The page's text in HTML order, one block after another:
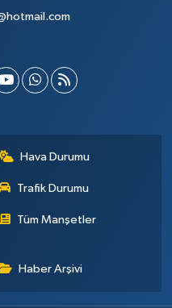
Hava Durumu
Trafik Durumu
Tüm Manşetler
Haber Arşivi